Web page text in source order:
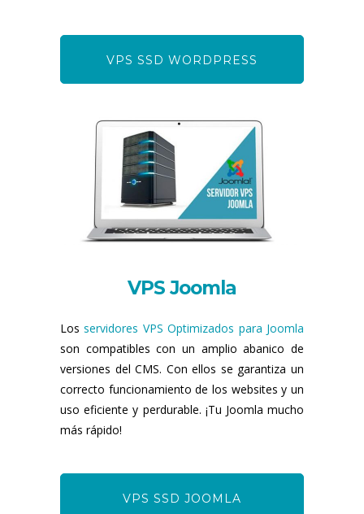
VPS SSD WORDPRESS
VPS Joomla
Losservidores VPS Optimizados para Joomla
son compatibles con un amplio abanico de
versiones del CMS. Con ellos se garantiza un
correcto funcionamiento de los websites y un
uso eficiente y perdurable. ¡Tu Joomla mucho
más rápido!
VPS SSD JOOMLA